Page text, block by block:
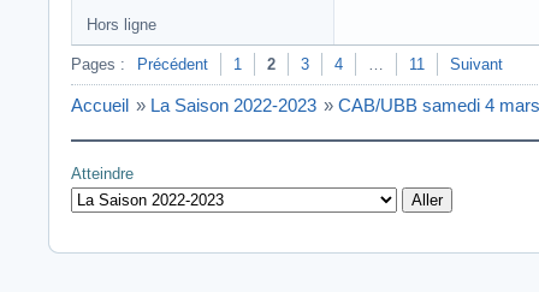
Hors ligne
Pages : Précédent 1 2 3 4 11 Suivant
Accueil » La Saison 2022-2023 » CAB/UBB samedi 4
Atteindre